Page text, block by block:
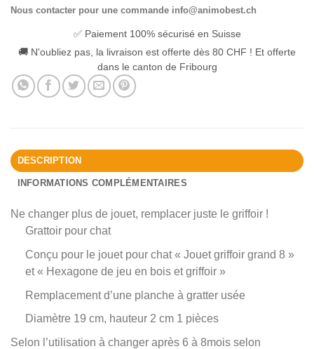
Nous contacter pour une commande info@animobest.ch
✅ Paiement 100% sécurisé en Suisse
🚚 N'oubliez pas, la livraison est offerte dès 80 CHF ! Et offerte
dans le canton de Fribourg
DESCRIPTION
INFORMATIONS COMPLÉMENTAIRES
Ne changer plus de jouet, remplacer juste le griffoir !
Grattoir pour chat
Conçu pour le jouet pour chat « Jouet griffoir grand 8 »
et « Hexagone de jeu en bois et griffoir »
Remplacement d’une planche à gratter usée
Diamètre 19 cm, hauteur 2 cm 1 pièces
Selon l’utilisation à changer après 6 à 8mois selon